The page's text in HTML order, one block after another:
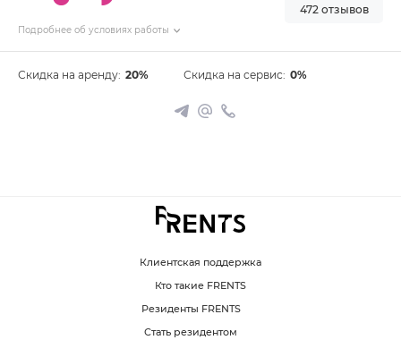
Подробнее об условиях работы
472 отзывов
Скидка на аренду: 20% Скидка на сервис: 0%
Клиентская поддержка
Кто такие FRENTS
Резиденты FRENTS
Стать резидентом